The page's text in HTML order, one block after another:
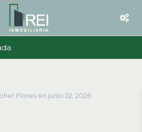
Flores en junio 22, 2026